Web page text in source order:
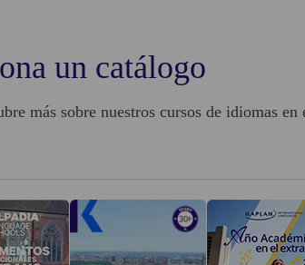
un catálogo
más sobre nuestros cursos de idiomas en